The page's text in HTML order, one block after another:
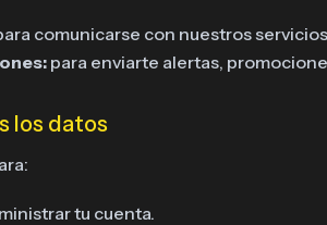
comunicarse con nuestros
para enviarte alertas,
los datos
tu cuenta.